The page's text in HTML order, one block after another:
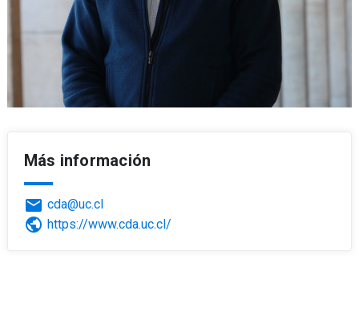
Más información
email cda@uc.cl
public https://www.cda.uc.cl/